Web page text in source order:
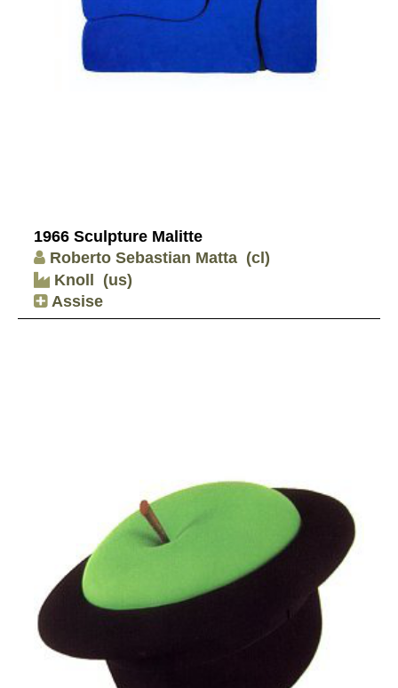
1966 Sculpture Malitte
Roberto Sebastian Matta (cl)
Knoll (us)
Assise